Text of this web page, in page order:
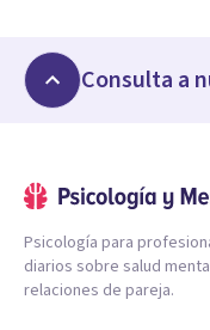
Consulta a
Psicología para
diarios sobre salud
relaciones de pareja.